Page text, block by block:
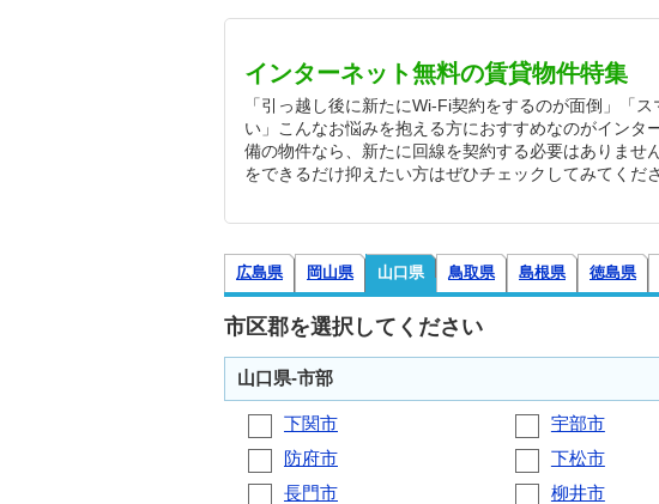
インターネット無料の賃貸物件特集
「引っ越し後に新たにWi-Fi契約をするのが面倒」「
い」こんなお悩みを抱える方におすすめなのがインタ
備の物件なら、新たに回線を契約する必要はありませ
をできるだけ抑えたい方はぜひチェックしてみてくだ
広島県 岡山県 山口県 鳥取県 島根県 徳島県
市区郡を選択してください
山口県-市部
下関市 宇部市
防府市
下松市
長門市
柳井市